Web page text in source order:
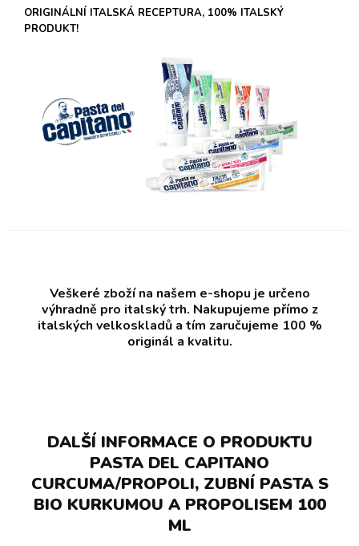
ORIGINÁLNÍ ITALSKÁ RECEPTURA, 100% ITALSKÝ
PRODUKT!
Veškeré zboží na našem e-shopu je určeno
výhradně pro italský trh. Nakupujeme přímo z
italských velkoskladů a tím zaručujeme 100 %
originál a kvalitu.
DALŠÍ INFORMACE O PRODUKTU
PASTA DEL CAPITANO
CURCUMA/PROPOLI, ZUBNÍ PASTA S
BIO KURKUMOU A PROPOLISEM 100
ML